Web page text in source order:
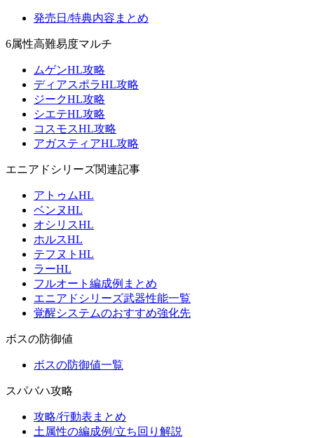
発売日/特典内容まとめ
6属性高難易度マルチ
ムゲンHL攻略
ディアスポラHL攻略
ジークHL攻略
シエテHL攻略
コスモスHL攻略
アガスティアHL攻略
エニアドシリーズ関連記事
アトゥムHL
ベンヌHL
オシリスHL
ホルスHL
テフヌトHL
ラーHL
フルオート編成例まとめ
エニアドシリーズ武器性能一覧
覚醒システムのおすすめ強化先
ボスの防御値
ボスの防御値一覧
スパバハ攻略
攻略/行動表まとめ
土属性の編成例/立ち回り解説